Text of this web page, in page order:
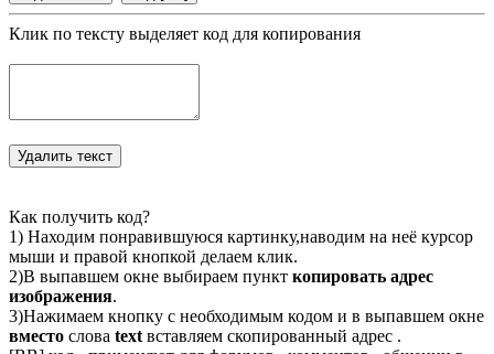
Клик по тексту выделяет код для копирования
Как получить код?
1) Находим понравившуюся картинку,наводим на неё курсор
мыши и правой кнопкой делаем клик.
2)В выпавшем окне выбираем пункт копировать адрес
изображения.
3)Нажимаем кнопку с необходимым кодом и в выпавшем окне
вместо слова text вставляем скопированный адрес .